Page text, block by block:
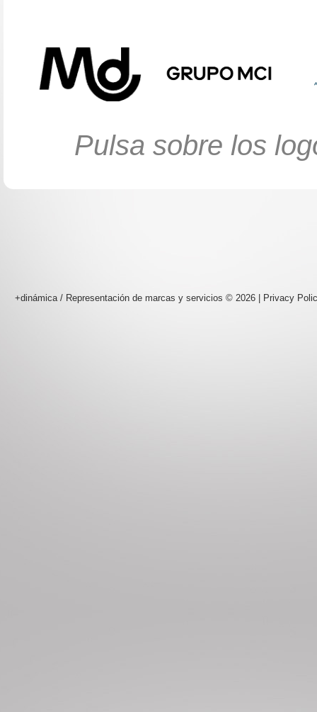
Pulsa sobre los
+dinámica / Representación de marcas y servicios © 2026 | Privacy